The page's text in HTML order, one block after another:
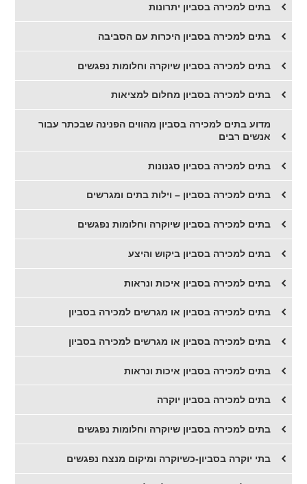
​בתים למכירה בסביון יתרונות
בתים למכירה בסביון היכרות עם הסביבה
בתים למכירה בסביון שיוקרה וחלומות נפגשים
בתים למכירה בסביון מחלום למציאות
מדוע בתים למכירה בסביון מהווים הפנינה שבכתר עבור
אנשים רבים
בתים למכירה בסביון סגנונות
בתים למכירה בסביון – וילות בתים ומגרשים
בתים למכירה בסביון שיוקרה וחלומות נפגשים
בתים למכירה בסביון ביקוש והיצע
בתים למכירה בסביון איכות ונראות
בתים למכירה בסביון או מגרשים למכירה בסביון
בתים למכירה בסביון או מגרשים למכירה בסביון
בתים למכירה בסביון איכות ונראות
בתים למכירה בסביון יוקרה
בתים למכירה בסביון שיוקרה וחלומות נפגשים
בתי יוקרה בסביון-כשיוקרה ומיקום מנצח נפגשים